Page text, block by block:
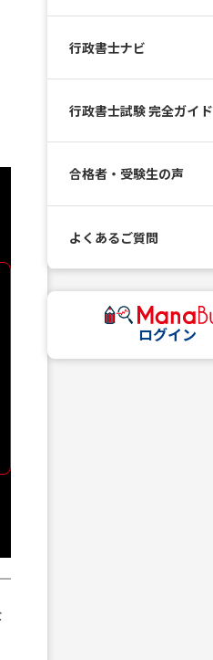
行政書士ナビ
行政書士試験 完全ガイド
合格者・受験生の声
よくあるご質問
ログイン